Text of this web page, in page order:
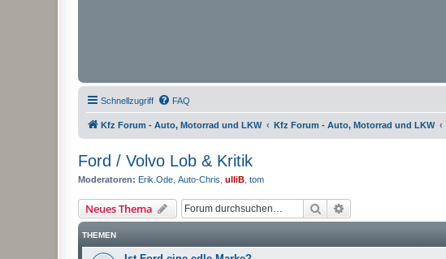
Schnellzugriff FAQ
Kfz Forum - Auto, Motorrad und LKW Kfz Forum - Auto, Motorrad und LKW
Ford / Volvo Lob & Kritik
Moderatoren: Erik.Ode Auto-Chris ulliB tom
Neues Thema Suche
THEMEN